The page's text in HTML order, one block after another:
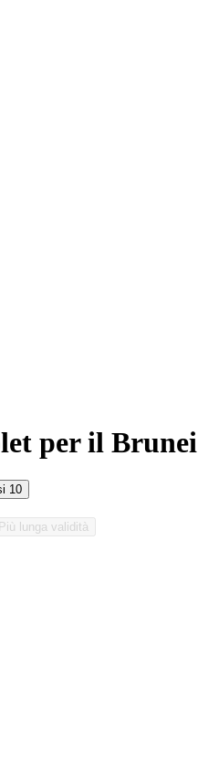
per il Brunei
10
Più lunga validità